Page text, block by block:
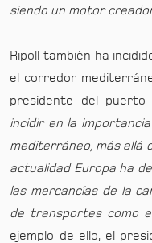
siendo un motor
Ripoll también ha
el corredor
presidente del puerto
incidir en la
mediterráneo, más allá
actualidad Europa ha
las mercancías de la
de transportes como
ejemplo de ello, el